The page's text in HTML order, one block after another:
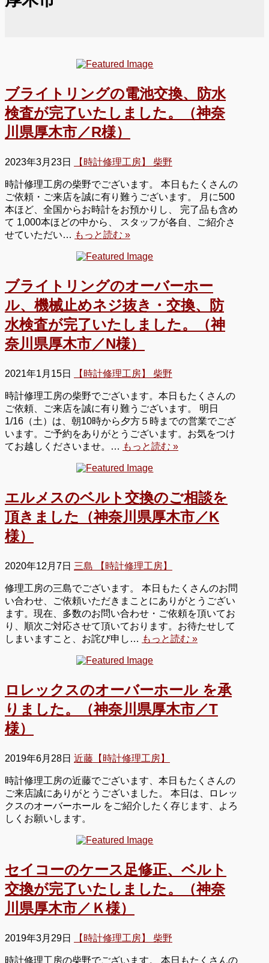
ブライトリングの電池交換、防水
検査が完了いたしました。（神奈
川県厚木市／R様）
2023年3月23日 【時計修理工房】 柴野
時計修理工房の柴野でございます。 本日もたくさんの
ご依頼・ご来店を誠に有り難うございます。 月に500
本ほど、全国からお時計をお預かりし、 完了品も含め
て 1,000本ほどの中から、 スタッフが各自、ご紹介さ
せていただい… もっと読む »
ブライトリングのオーバーホー
ル、機械止めネジ抜き・交換、防
水検査が完了いたしました。（神
奈川県厚木市／N様）
2021年1月15日 【時計修理工房】 柴野
時計修理工房の柴野でございます。本日もたくさんの
ご依頼、ご来店を誠に有り難うございます。 明日
1/16（土）は、朝10時から夕方５時までの営業でござ
います。ご予約をありがとうございます。お気をつけ
てお越しくださいませ。… もっと読む »
エルメスのベルト交換のご相談を
頂きました（神奈川県厚木市／K
様）
2020年12月7日 三島 【時計修理工房】
修理工房の三島でございます。 本日もたくさんのお問
い合わせ、ご依頼いただきまことにありがとうござい
ます。現在、多数のお問い合わせ・ご依頼を頂いてお
り、順次ご対応させて頂いております。お待たせして
しまいますこと、お詫び申し… もっと読む »
ロレックスのオーバーホール を承
りました。（神奈川県厚木市／T
様）
2019年6月28日 近藤【時計修理工房】
時計修理工房の近藤でございます、本日もたくさんの
ご来店誠にありがとうございました。 本日は、ロレッ
クスのオーバーホール をご紹介したく存じます、よろ
しくお願いします。
セイコーのケース足修正、ベルト
交換が完了いたしました。（神奈
川県厚木市／Ｋ様）
2019年3月29日 【時計修理工房】 柴野
時計修理工房の柴野でございます。 本日もたくさんの